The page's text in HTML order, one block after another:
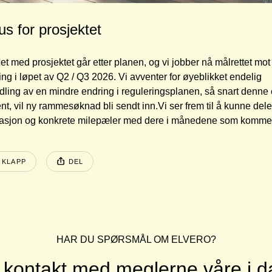
for prosjektet
med prosjektet går etter planen, og vi jobber nå målrettet mot
i løpet av Q2 / Q3 2026. Vi avventer for øyeblikket endelig
av en mindre endring i reguleringsplanen, så snart denne
vil ny rammesøknad bli sendt inn.Vi ser frem til å kunne
og konkrete milepæler med dere i månedene som
POSTEN HAR
KLAPP DEL
HAR DU SPØRSMÅL OM ELVERO?